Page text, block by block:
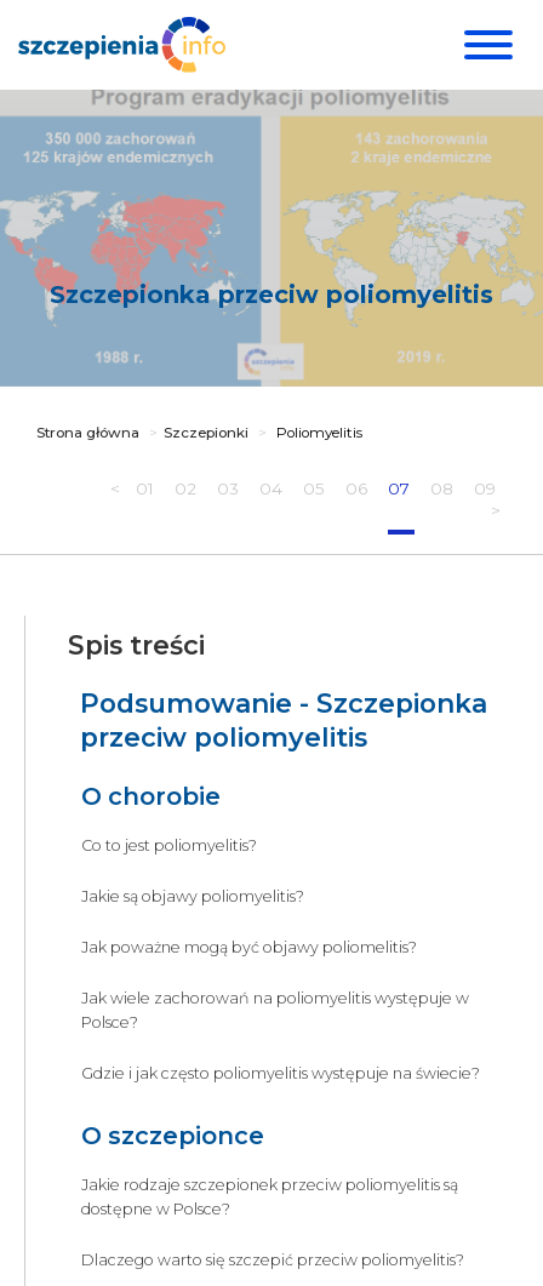
Szczepionka przeciw poliomyelitis
Strona główna Szczepionki Poliomyelitis
< 01 02 03 04 05 06 07 08
09
>
Spis treści
Podsumowanie - Szczepionka
przeciw poliomyelitis
O chorobie
Co to jest poliomyelitis?
Jakie są objawy poliomyelitis?
Jak poważne mogą być objawy poliomelitis?
Jak wiele zachorowań na poliomyelitis występuje w
Polsce?
Gdzie i jak często poliomyelitis występuje na świecie?
O szczepionce
Jakie rodzaje szczepionek przeciw poliomyelitis są
dostępne w Polsce?
Dlaczego warto się szczepić przeciw poliomyelitis?